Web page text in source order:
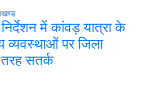
में कांवड़ यात्रा के
व्यवस्थाओं पर जिला
सतर्क